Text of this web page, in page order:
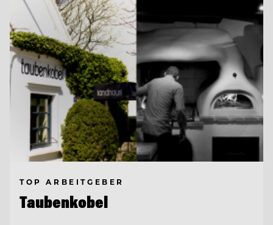
TOP ARBEITGEBER
Taubenkobel